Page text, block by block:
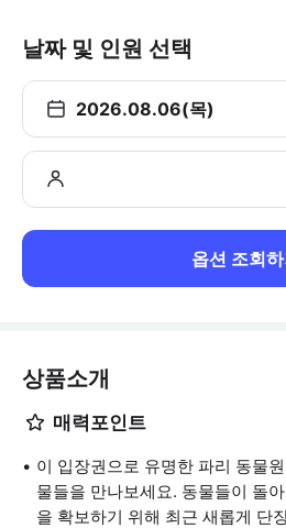
날짜 및 인원 선택
2026.08.06(목)
옵션 조회하
상품소개
매력포인트
이 입장권으로 유명한 파리 동물
물들을 만나보세요. 동물들이 돌
을 확보하기 위해 최근 새롭게 단